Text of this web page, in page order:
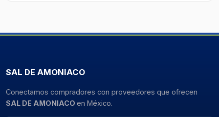
SAL DE AMONIACO
Conectamos compradores con proveedores que ofrecen
SAL DE AMONIACO en México.